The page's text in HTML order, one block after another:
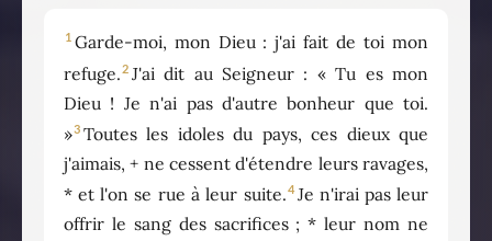
1 Garde-moi, mon Dieu : j'ai fait de toi mon
refuge.2 J'ai dit au Seigneur : « Tu es mon
Dieu ! Je n'ai pas d'autre bonheur que toi.
»3 Toutes les idoles du pays, ces dieux que
j'aimais, + ne cessent d'étendre leurs ravages,
* et l'on se rue à leur suite.4 Je n'irai pas leur
offrir le sang des sacrifices ; * leur nom ne